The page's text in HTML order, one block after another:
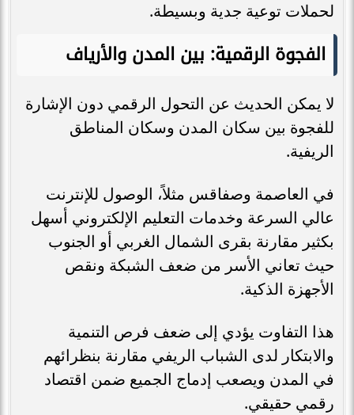
لحملات توعية جدية وبسيطة.
الفجوة الرقمية: بين المدن والأرياف
لا يمكن الحديث عن التحول الرقمي دون الإشارة
للفجوة بين سكان المدن وسكان المناطق
الريفية.
في العاصمة وصفاقس مثلاً، الوصول للإنترنت
عالي السرعة وخدمات التعليم الإلكتروني أسهل
بكثير مقارنة بقرى الشمال الغربي أو الجنوب
حيث تعاني الأسر من ضعف الشبكة ونقص
الأجهزة الذكية.
هذا التفاوت يؤدي إلى ضعف فرص التنمية
والابتكار لدى الشباب الريفي مقارنة بنظرائهم
في المدن ويصعب إدماج الجميع ضمن اقتصاد
رقمي حقيقي.